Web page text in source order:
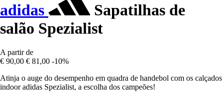
adidas
Sapatilhas de
salão Spezialist
A partir de
€ 90,00 € 81,00 -10%
Atinja o auge do desempenho em quadra de handebol com os calçados
indoor adidas Spezialist, a escolha dos campeões!